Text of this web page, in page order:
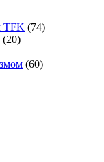
TFK (74)
(20)
(60)